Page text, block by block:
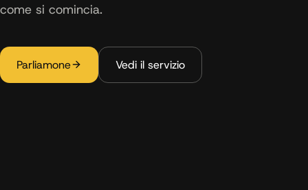
come si comincia.
Parliamone Vedi il servizio